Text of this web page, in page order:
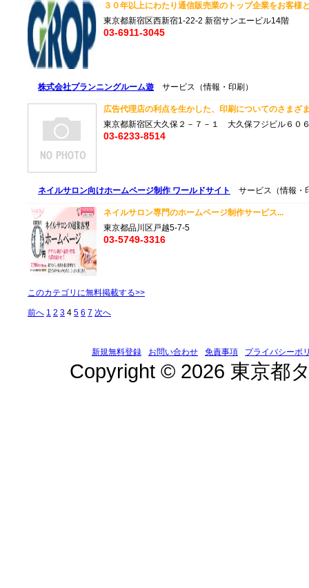
３０年以上にわたり通信販売業のトップ企業をお客様
東京都新宿区西新宿1-22-2 新宿サンエービル14階
03-6911-3045
株式会社プランニングルーム遊 サービス（情報・印刷）
広告代理店の利点を生かした、印刷についてのさまざ
東京都新宿区大久保２－７－１ 大久保フジビル６０
03-6233-8514
ネイルサロン向けホームページ制作 ワールドサイト サービス（情報・
ネイルサロン専門のホームページ制作サービス...
東京都品川区戸越5-7-5
03-5749-3316
このカテゴリに無料掲載する>>
前へ 1 2 3 4 5 6 7 次へ
新規無料登録 お問い合わせ 免責事項 プライバシーポ
Copyright © 2026 東京都